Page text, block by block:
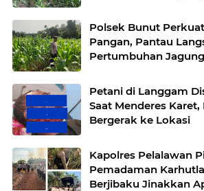
Polsek Bunut
Pangan, Pantau
Pertumbuhan
Petani di Langgam
Saat Menderes Karet,
Bergerak ke Lokasi
Kapolres Pelalawan
Pemadaman
Berjibaku Jinakkan